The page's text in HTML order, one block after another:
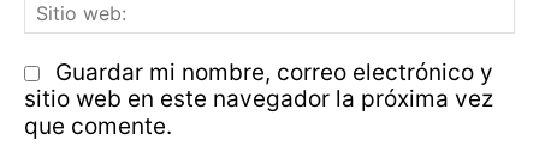
Guardar mi nombre, correo electrónico y
sitio web en este navegador la próxima vez
que comente.